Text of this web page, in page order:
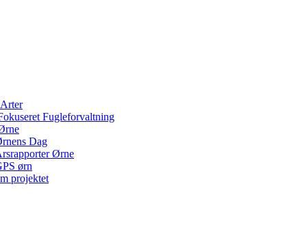
Arter
Fugleforvaltning
Dag
Ørne
ørn
projektet